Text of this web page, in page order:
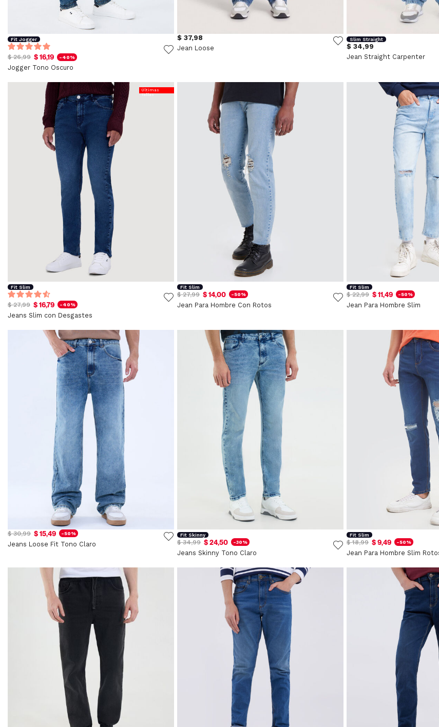
Fit Jogger
$ 26,99 $ 16,19 -40%
Jogger Tono Oscuro
$ 37,98
Jean Loose
Slim Straight
$ 34,99
Jean Straight Carpenter
Últimas
Tallas
Fit Slim
$ 27,99 $ 16,79 -40%
Jeans Slim con Desgastes
Fit Slim
$ 27,99 $ 14,00 -50%
Jean Para Hombre Con Rotos
Fit Slim
$ 22,99 $ 11,49 -50%
Jean Para Hombre Slim
$ 30,99 $ 15,49 -50%
Jeans Loose Fit Tono Claro
Fit Skinny
$ 34,99 $ 24,50 -30%
Jeans Skinny Tono Claro
Fit Slim
$ 18,99 $ 9,49 -50%
Jean Para Hombre Slim